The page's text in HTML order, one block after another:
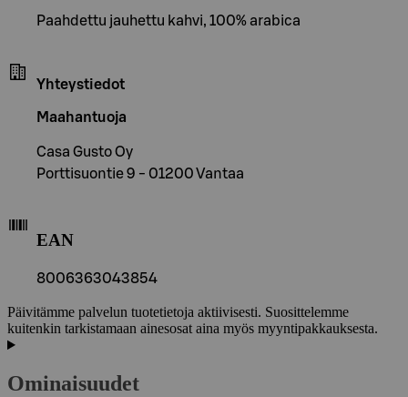
Paahdettu jauhettu kahvi, 100% arabica
Yhteystiedot
Maahantuoja
Casa Gusto Oy
Porttisuontie 9 - 01200 Vantaa
EAN
8006363043854
Päivitämme palvelun tuotetietoja aktiivisesti. Suosittelemme
kuitenkin tarkistamaan ainesosat aina myös myyntipakkauksesta.
Ominaisuudet